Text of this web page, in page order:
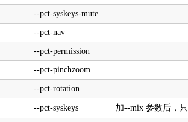
--pct-syskeys-mute
--pct-nav
--pct-permission
--pct-pinchzoom
--pct-rotation
--pct-syskeys 加--mix 参数后，